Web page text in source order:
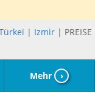
| Izmir | PREISE
Mehr ›